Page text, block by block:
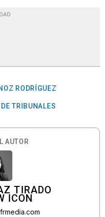
RODRÍGUEZ
TRIBUNALES
AUTOR
TIRADO